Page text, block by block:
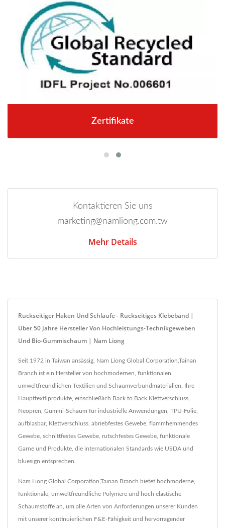
Zertifikate
Kontaktieren Sie uns
marketing@namliong.com.tw
Mehr Details
Rückseitiger Haken Und Schlaufe - Rückseitiges Klebeband |
Über 50 Jahre Hersteller Von Hochleistungs-Technikgeweben
Und Bio-Gummischaum | Nam Liong
Seit 1972 in Taiwan ansässig, Nam Liong Global Corporation,Tainan
Branch ist ein Hersteller von hochmodernen, funktionalen,
umweltfreundlichen Textilien und Schaumverbundmaterialien. Ihre
Haupttextilprodukte, einschließlich Back to Back Klettverschluss,
Neopren, Gummi-Schaum für industrielle Anwendungen, TPU-Folie,
aufblasbar, Klettverschluss, abriebfestes Gewebe, flammhemmendes
Gewebe, schnittfestes Gewebe, rutschfestes Gewebe, funktionale
Garne und Produkte, die internationalen Standards wie USDA und
bluesign entsprechen.
Nam Liong Global Corporation,Tainan Branch bietet hochmoderne,
funktionale, umweltfreundliche Polymere und hoch elastische
Schaumstoffe an, um alle Arten von Anforderungen unserer Kunden
mit unserer kontinuierlichen F&E-Fähigkeit und hervorragender